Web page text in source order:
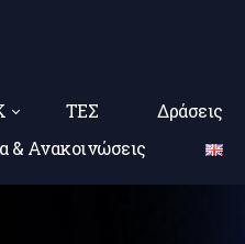
ΤΕΣ
Δράσεις
& Ανακοινώσεις